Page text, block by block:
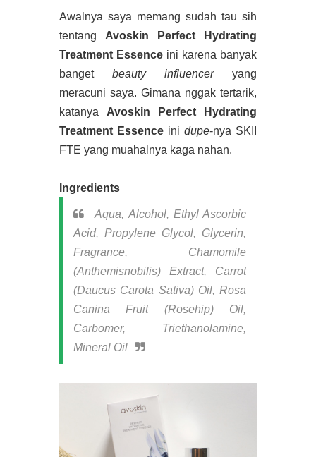
Awalnya saya memang sudah tau sih
tentang Avoskin Perfect Hydrating
Treatment Essence ini karena banyak
banget beauty influenceryang
meracuni saya. Gimana nggak tertarik,
katanya Avoskin Perfect Hydrating
Treatment Essence ini dupe-nya SKII
FTE yang muahalnya kaga nahan.
Ingredients
Aqua, Alcohol, Ethyl Ascorbic
Acid, Propylene Glycol, Glycerin,
Fragrance, Chamomile
(Anthemisnobilis) Extract, Carrot
(Daucus Carota Sativa) Oil, Rosa
Canina Fruit (Rosehip) Oil,
Carbomer, Triethanolamine,
Mineral Oil